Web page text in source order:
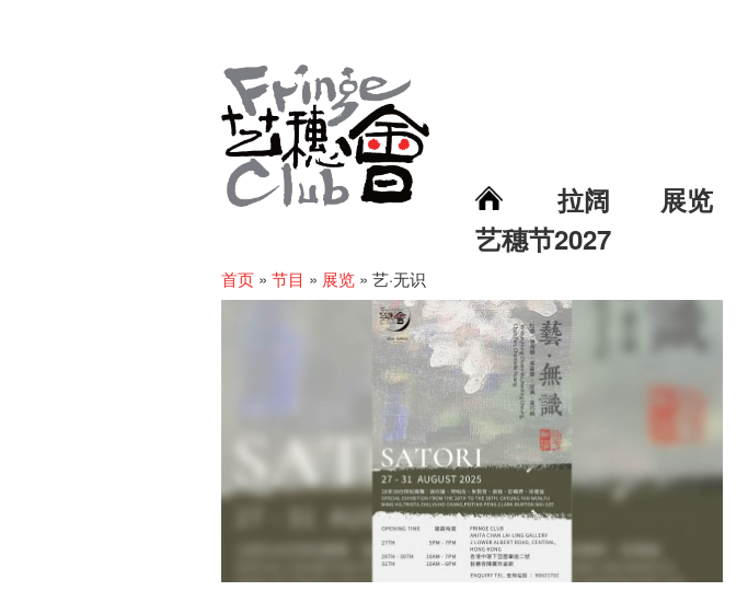
拉阔 展览
艺穗节2027
首页 » 节目 » 展览 » 艺·无识